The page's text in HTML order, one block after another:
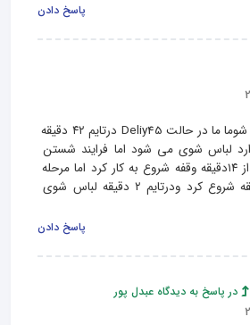
پاسخ دادن
ماشین لباس شوی پاک شوما ما در حالت Deliy45 درتایم ۴۲ دقیقه
آب وارد لباس شوی می شود اما فرایند شستن
انجام نمی شود اما بعداز ۱۴دقیقه وقفه شروع به کار کرد اما مرحله
خشکن در تایم ۱۸ دقیقه شروع کرد ودرتایم ۲ دقیقه لباس شوی
پاسخ دادن
در پاسخ به دیدگاه عبدل پور